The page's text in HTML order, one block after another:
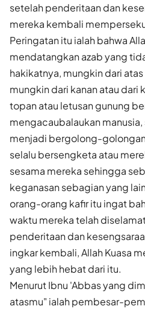
setelah penderitaan dan
mereka kembali
Peringatan itu ialah bahwa
mendatangkan azab yang
hakikatnya, mungkin dari
mungkin dari kanan atau dari
topan atau letusan gunung
mengacaubalaukan
menjadi bergolong-
selalu bersengketa atau
sesama mereka sehingga
keganasan sebagian yang
orang-orang kafir itu ingat
waktu mereka telah
penderitaan dan
ingkar kembali, Allah Kuasa
yang lebih hebat dari itu.
Menurut Ibnu 'Abbas yang
atasmu" ialah pembesar-